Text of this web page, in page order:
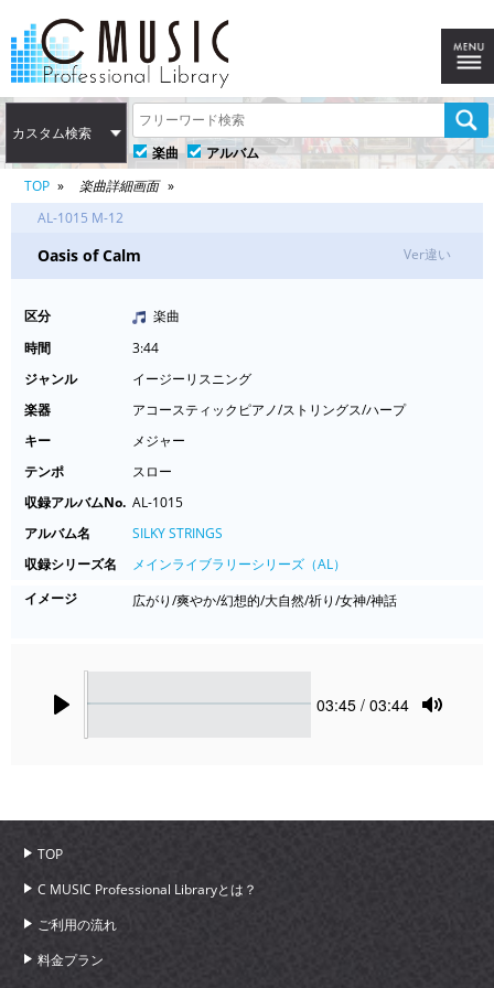
カスタム検索
楽曲
アルバム
TOP
楽曲詳細画面
AL-1015 M-12
Oasis of Calm Ver違い
区分
楽曲
時間
3:44
ジャンル
イージーリスニング
楽器
アコースティックピアノ/ストリングス/ハープ
キー
メジャー
テンポ
スロー
収録アルバムNo. AL-1015
アルバム名
SILKY STRINGS
収録シリーズ名
メインライブラリーシリーズ（AL）
イメージ
広がり/爽やか/幻想的/大自然/祈り/女神/神話
Current
03:45 / 03:44
TOP
C MUSIC Professional Libraryとは？
ご利用の流れ
料金プラン